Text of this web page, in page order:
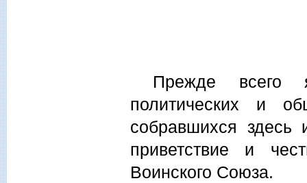
Прежде всего я
политических и
собравшихся
приветствие и
Воинского Союза.